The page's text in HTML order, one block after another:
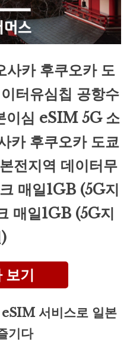
사카 후쿠오카 도
터유심칩 공항수
이심 eSIM 5G 소
카 후쿠오카 도쿄
전지역 데이터무
매일1GB (5G지
매일1GB (5G지
보기
서비스로 일본
기다